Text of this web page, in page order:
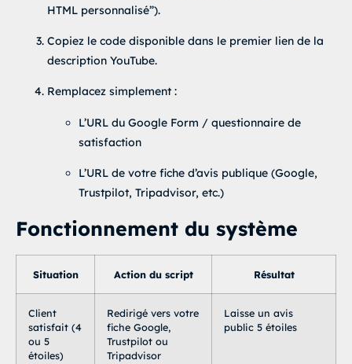
  .avis-text {
    font-size: 18px;
    margin-bottom: 10px;
    font-weight: 600;
    color: #777;
    margin-bottom: 25px;
  .stars {
    justify-content: center;
    gap: 10px;
  }
    color: #d3d3d3;
    transition: transform 0.2s ease, color 0.3s ease;
HTML personnalisé”).
Copiez le code disponible dans le premier lien de la
description YouTube.
Remplacez simplement :
L’URL du Google Form / questionnaire de
satisfaction
L’URL de votre fiche d’avis publique (Google,
Trustpilot, Tripadvisor, etc.)
Fonctionnement du système
Situation Action du script Résultat
Client
satisfait (4
ou 5
étoiles)
Redirigé vers votre
fiche Google,
Trustpilot ou
Tripadvisor
Laisse un avis
public 5 étoiles